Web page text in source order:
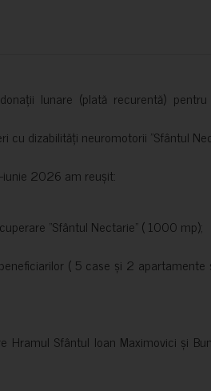
lunare (plată recurentă)
dizabilități neuromotorii ”Sfântul
2026 am reușit:
”Sfântul Nectarie” ( 1000 mp);
( 5 case și 2
Hramul Sfântul Ioan Maximovici și